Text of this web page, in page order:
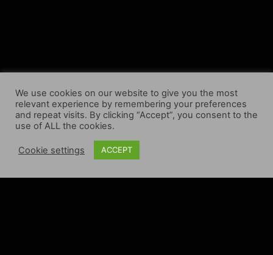
We use cookies on our website to give you the most
relevant experience by remembering your preferences
and repeat visits. By clicking “Accept”, you consent to the
use of ALL the cookies.
Cookie settings ACCEPT